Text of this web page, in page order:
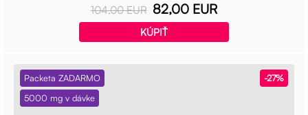
104,00 EUR 82,00 EUR
KÚPIŤ
-27%
Packeta ZADARMO
5000 mg v dávke